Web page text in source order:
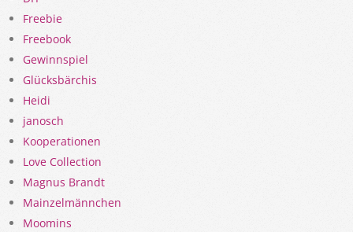
Freebie
Freebook
Gewinnspiel
Glücksbärchis
Heidi
janosch
Kooperationen
Love Collection
Magnus Brandt
Mainzelmännchen
Moomins